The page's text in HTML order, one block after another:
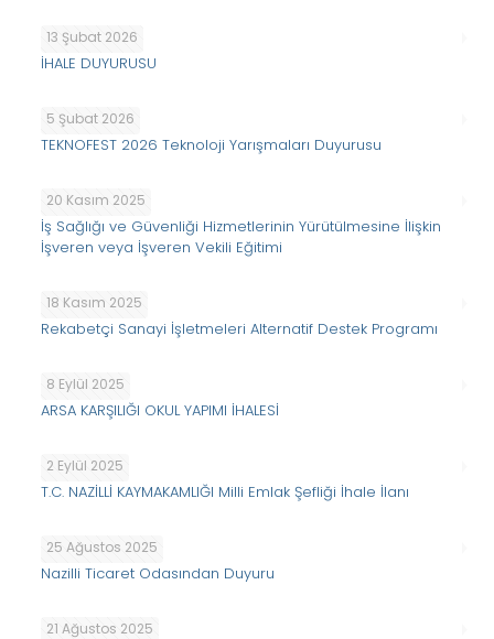
13 Şubat 2026
İHALE DUYURUSU
5 Şubat 2026
TEKNOFEST 2026 Teknoloji Yarışmaları Duyurusu
20 Kasım 2025
İş Sağlığı ve Güvenliği Hizmetlerinin Yürütülmesine İlişkin
İşveren veya İşveren Vekili Eğitimi
18 Kasım 2025
Rekabetçi Sanayi İşletmeleri Alternatif Destek Programı
8 Eylül 2025
ARSA KARŞILIĞI OKUL YAPIMI İHALESİ
2 Eylül 2025
T.C. NAZİLLİ KAYMAKAMLIĞI Milli Emlak Şefliği İhale İlanı
25 Ağustos 2025
Nazilli Ticaret Odasından Duyuru
21 Ağustos 2025